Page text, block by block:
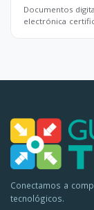
Documentos
electrónica
Conectamos a
tecnológicos.